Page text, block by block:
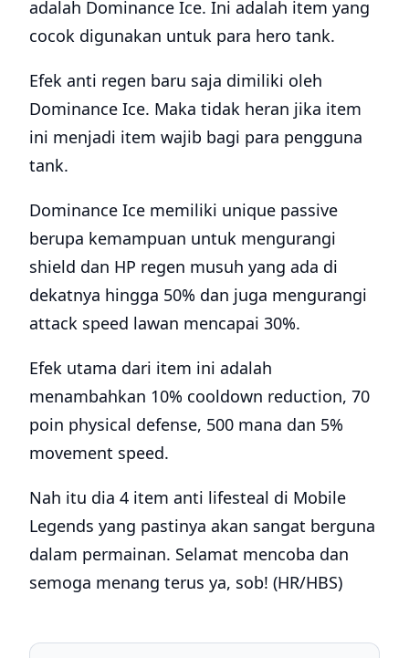
adalah Dominance Ice. Ini adalah item yang
cocok digunakan untuk para hero tank.
Efek anti regen baru saja dimiliki oleh
Dominance Ice. Maka tidak heran jika item
ini menjadi item wajib bagi para pengguna
tank.
Dominance Ice memiliki unique passive
berupa kemampuan untuk mengurangi
shield dan HP regen musuh yang ada di
dekatnya hingga 50% dan juga mengurangi
attack speed lawan mencapai 30%.
Efek utama dari item ini adalah
menambahkan 10% cooldown reduction, 70
poin physical defense, 500 mana dan 5%
movement speed.
Nah itu dia 4 item anti lifesteal di Mobile
Legends yang pastinya akan sangat berguna
dalam permainan. Selamat mencoba dan
semoga menang terus ya, sob! (HR/HBS)